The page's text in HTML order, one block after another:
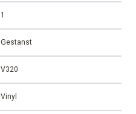
1
Gestanst
V320
Vinyl